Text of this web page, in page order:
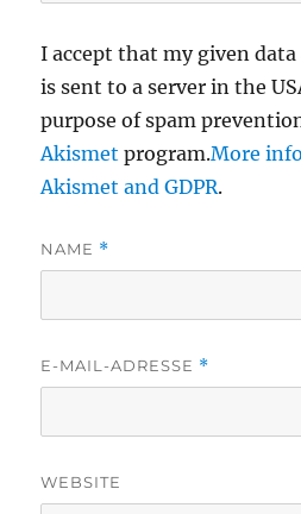
I accept that my given data
is sent to a server in the
purpose of spam
Akismet program.More
Akismet and GDPR.
NAME *
E-MAIL-ADRESSE *
WEBSITE